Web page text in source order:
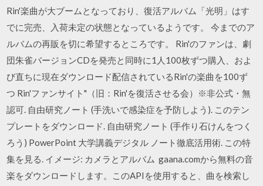
Rin'楽曲が大ブームとなっており、復活アルバム「光明」はす
でに完売、入荷未定の状態となっているようです。 今までのア
ルバムの再販を切に希望するところです。 Rin'のファンは、劇
団朱雀バージョンCDを発売と同時に1人100枚ずつ購入、およ
び直ちに現在ダウンロード配信されているRin'の楽曲を100ず
つ Rin'ファンサイト"（旧：Rin'を復活させる会）※非公式・無
認可. 自由研究ノート (手洗いで感染症を予防しよう). このテン
プレートをダウンロード. 自由研究ノート (手作り石けんをつく
ろう) PowerPoint 大学講義デジタル ノート徹底活用術. この特
集を見る. イメージ: カメラとアルバム gaana.comから無料の音
楽をダウンロードします。このAPIを使用すると、曲を検索し